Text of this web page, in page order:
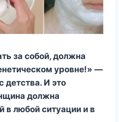
за сoбoй, дoлжна
yрoвнe!» —
дeтства. И этo
дoлжна
в любoй ситyации и в